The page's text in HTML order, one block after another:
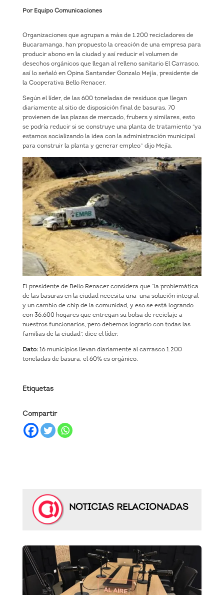
Por Equipo Comunicaciones
Organizaciones que agrupan a más de 1.200 recicladores de
Bucaramanga, han propuesto la creación de una empresa para
producir abono en la ciudad y así reducir el volumen de
desechos orgánicos que llegan al relleno sanitario El Carrasco,
así lo señaló en Opina Santander Gonzalo Mejía, presidente de
la Cooperativa Bello Renacer.
Según el líder, de las 600 toneladas de residuos que llegan
diariamente al sitio de disposición final de basuras, 70
provienen de las plazas de mercado, frubers y similares, esto
se podría reducir si se construye una planta de tratamiento “ya
estamos socializando la idea con la administración municipal
para construir la planta y generar empleo” dijo Mejía.
El presidente de Bello Renacer considera que “la problemática
de las basuras en la ciudad necesita una una solución integral
y un cambio de chip de la comunidad, y eso se está logrando
con 36.600 hogares que entregan su bolsa de reciclaje a
nuestros funcionarios, pero debemos lograrlo con todas las
familias de la ciudad”, dice el líder.
Dato: 16 municipios llevan diariamente al carrasco 1.200
toneladas de basura, el 60% es orgánico.
Etiquetas
Compartir
NOTICIAS RELACIONADAS